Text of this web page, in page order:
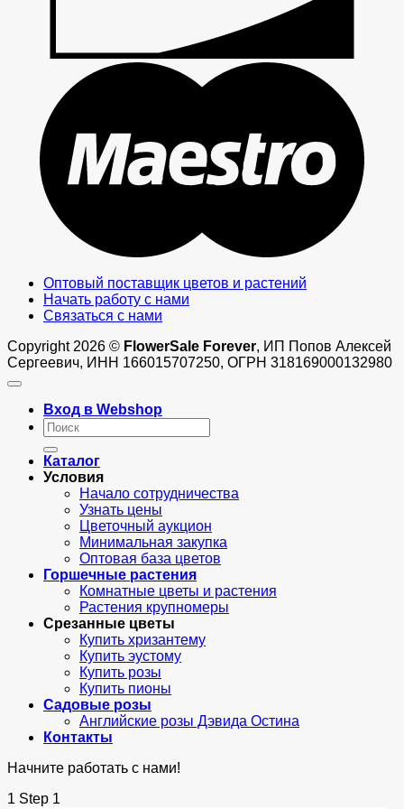
Оптовый поставщик цветов и растений
Начать работу с нами
Связаться с нами
Copyright 2026 © FlowerSale Forever, ИП Попов Алексей
Сергеевич, ИНН 166015707250, ОГРН 318169000132980
Вход в Webshop
Искать:
Каталог
Условия
Начало сотрудничества
Узнать цены
Цветочный аукцион
Минимальная закупка
Оптовая база цветов
Горшечные растения
Комнатные цветы и растения
Растения крупномеры
Срезанные цветы
Купить хризантему
Купить эустому
Купить розы
Купить пионы
Садовые розы
Английские розы Дэвида Остина
Контакты
Начните работать с нами!
1 Step 1